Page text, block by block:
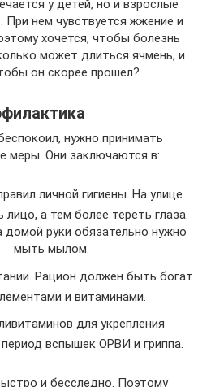
у детей, но и взрослые
При нем чувствуется жжение и
хочется, чтобы болезнь
может длиться ячмень, и
он скорее прошел?
нужно принимать
меры. Они заключаются в:
личной гигиены. На улице
лицо, а тем более тереть глаза.
домой руки обязательно нужно
мыть мылом.
Рацион должен быть богат
и витаминами.
для укрепления
вспышек ОРВИ и гриппа.
и бесследно. Поэтому